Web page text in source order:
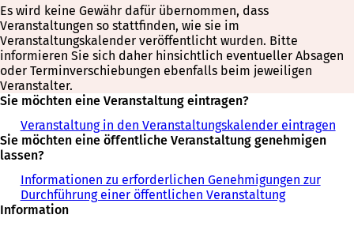
Es wird keine Gewähr dafür übernommen, dass
Veranstaltungen so stattfinden, wie sie im
Veranstaltungskalender veröffentlicht wurden. Bitte
informieren Sie sich daher hinsichtlich eventueller Absagen
oder Terminverschiebungen ebenfalls beim jeweiligen
Veranstalter.
Sie möchten eine Veranstaltung eintragen?
Veranstaltung in den Veranstaltungskalender eintragen
Sie möchten eine öffentliche Veranstaltung genehmigen
lassen?
Informationen zu erforderlichen Genehmigungen zur
Durchführung einer öffentlichen Veranstaltung
Information